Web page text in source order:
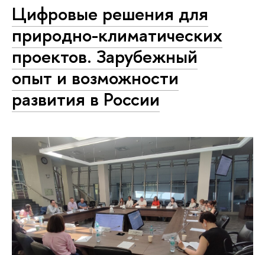
Цифровые решения для
природно-климатических
проектов. Зарубежный
опыт и возможности
развития в России